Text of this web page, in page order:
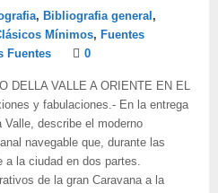
, Bibliografia general ,
Mínimos, Fuentes
Fuentes 0
DELLA VALLE A ORIENTE EN EL
y fabulaciones.- En la entrega
Valle, describe el moderno
navegable que, durante las
a la ciudad en dos partes.
de la gran Caravana a la